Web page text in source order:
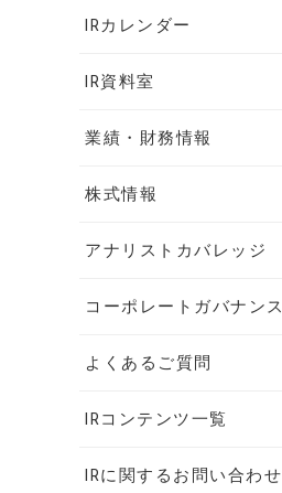
IRカレンダー
IR資料室
業績・財務情報
株式情報
アナリストカバレッジ
コーポレートガバナンス
よくあるご質問
IRコンテンツ一覧
IRに関するお問い合わせ